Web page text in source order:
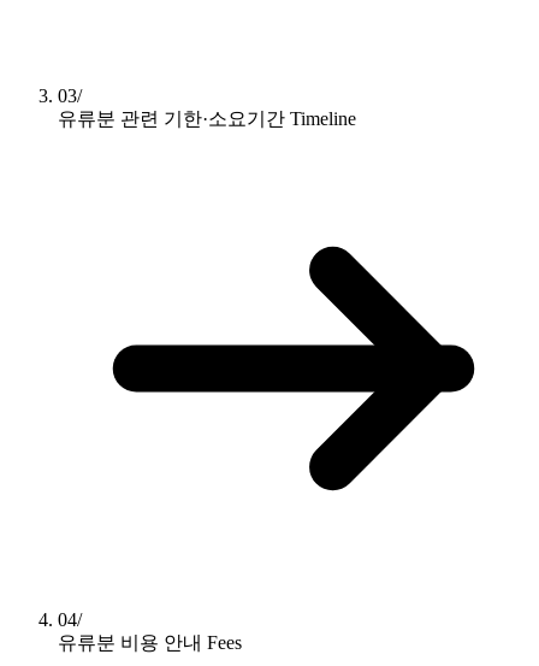
03/
유류분 관련 기한·소요기간 Timeline
04/
유류분 비용 안내 Fees